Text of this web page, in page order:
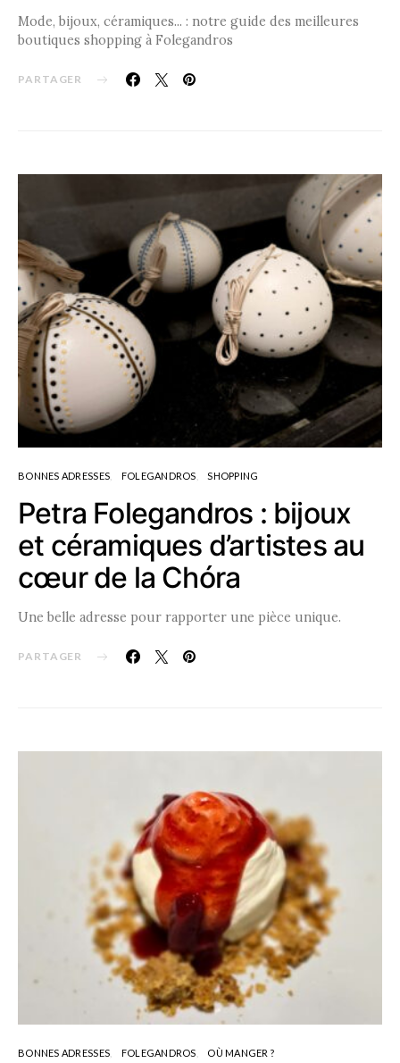
Mode, bijoux, céramiques... : notre guide des meilleures
boutiques shopping à Folegandros
PARTAGER
BONNES ADRESSES FOLEGANDROS SHOPPING
Petra Folegandros : bijoux
et céramiques d’artistes au
cœur de la Chóra
Une belle adresse pour rapporter une pièce unique.
PARTAGER
BONNES ADRESSES FOLEGANDROS OÙ MANGER ?